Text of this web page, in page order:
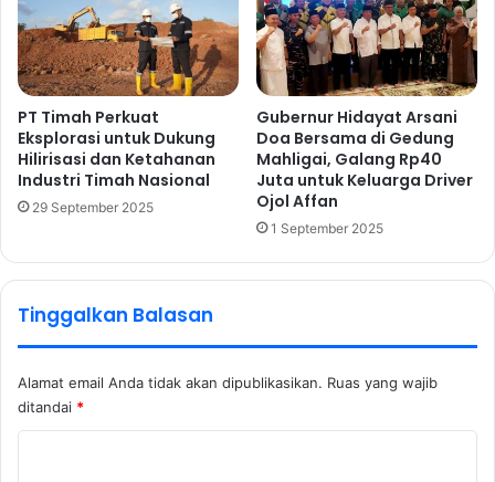
PT Timah Perkuat
Eksplorasi untuk Dukung
Hilirisasi dan Ketahanan
Industri Timah Nasional
29 September 2025
Gubernur Hidayat Arsani
Doa Bersama di Gedung
Mahligai, Galang Rp40
Juta untuk Keluarga Driver
Ojol Affan
1 September 2025
Tinggalkan Balasan
Alamat email Anda tidak akan dipublikasikan. Ruas yang wajib
ditandai *